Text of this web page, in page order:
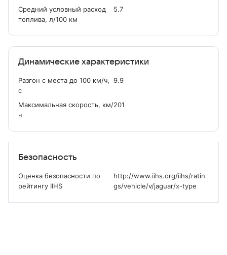
Средний условный расход
топлива, л/100 км
5.7
Динамические характеристики
Разгон с места до 100 км/ч,
с
9.9
Максимальная скорость, км/
ч
201
Безопасность
Оценка безопасности по
рейтингу IIHS
http://www.iihs.org/iihs/ratin
gs/vehicle/v/jaguar/x-type